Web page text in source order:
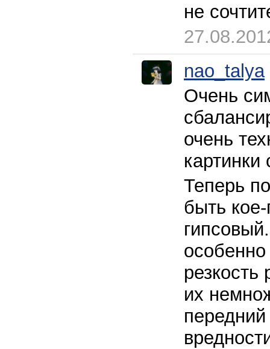
не
nao_talya
Очень
очень
Теперь
быть
их